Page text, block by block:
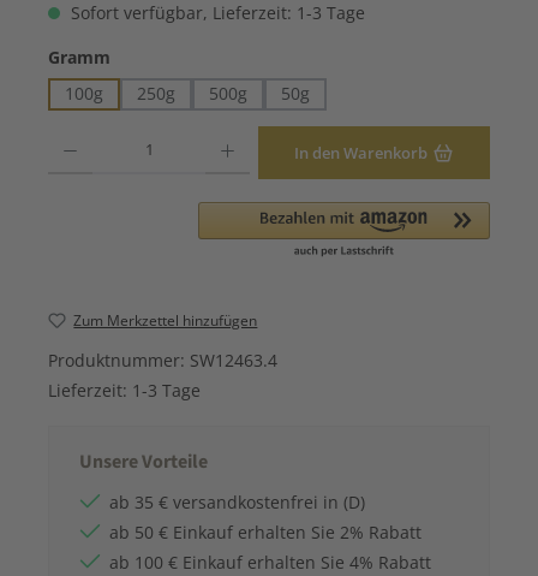
Sofort verfügbar, Lieferzeit: 1-3 Tage
Gramm
100g
250g 500g 50g
In den Warenkorb
Zum Merkzettel hinzufügen
Produktnummer: SW12463.4
Lieferzeit: 1-3 Tage
Unsere Vorteile
ab 35 € versandkostenfrei in (D)
ab 50 € Einkauf erhalten Sie 2% Rabatt
ab 100 € Einkauf erhalten Sie 4% Rabatt